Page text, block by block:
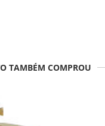
TAMBÉM COMPROU